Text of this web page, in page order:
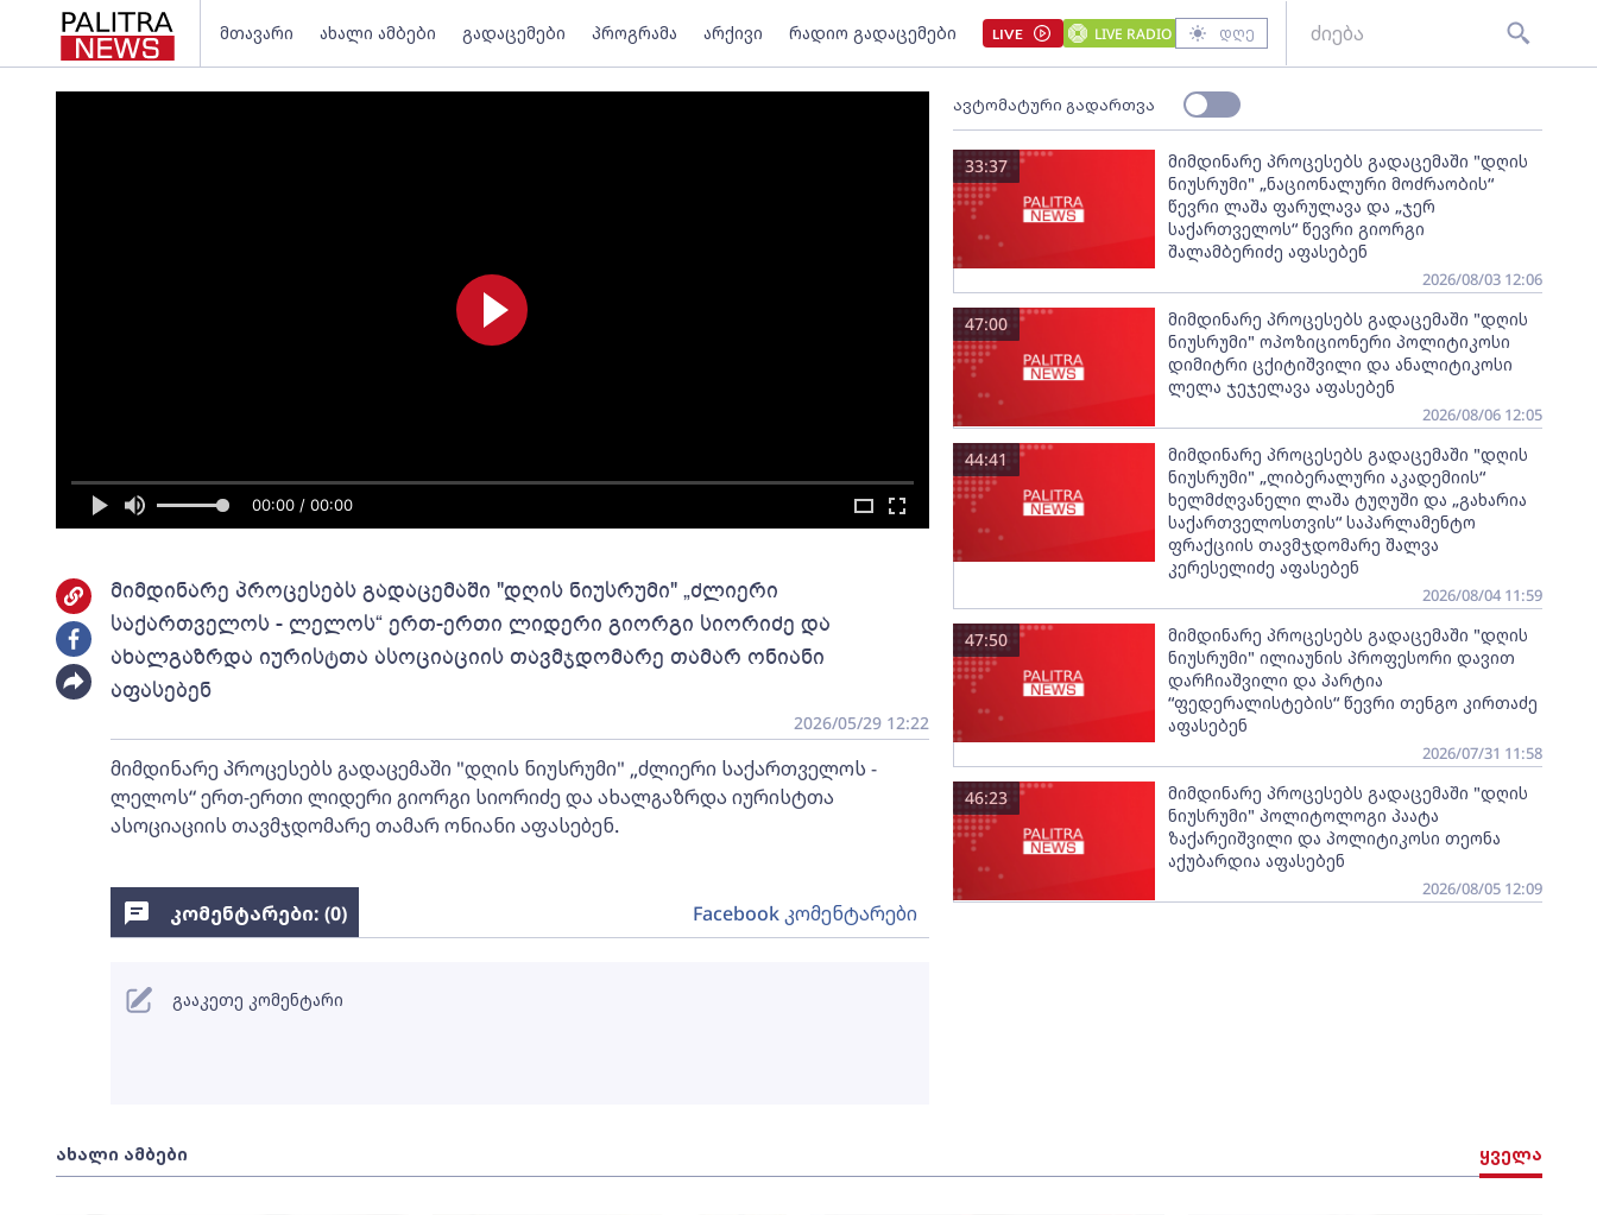
მთავარი ახალი ამბები გადაცემები პროგრამა არქივი რადიო გადაცემები LIVE LIVE RADIO დღე
00:00 / 00:00
მიმდინარე პროცესებს გადაცემაში "დღის ნიუსრუმი" „ძლიერი
საქართველოს - ლელოს“ ერთ-ერთი ლიდერი გიორგი სიორიძე და
ახალგაზრდა იურისტთა ასოციაციის თავმჯდომარე თამარ ონიანი
აფასებენ
2026/05/29 12:22
მიმდინარე პროცესებს გადაცემაში "დღის ნიუსრუმი" „ძლიერი საქართველოს -
ლელოს“ ერთ-ერთი ლიდერი გიორგი სიორიძე და ახალგაზრდა იურისტთა
ასოციაციის თავმჯდომარე თამარ ონიანი აფასებენ.
ავტომატური გადართვა
მიმდინარე პროცესებს გადაცემაში "დღის
ნიუსრუმი" „ნაციონალური მოძრაობის“
წევრი ლაშა ფარულავა და „ჯერ
საქართველოს“ წევრი გიორგი
შალამბერიძე აფასებენ
33:37
2026/08/03 12:06
მიმდინარე პროცესებს გადაცემაში "დღის
ნიუსრუმი" ოპოზიციონერი პოლიტიკოსი
დიმიტრი ცქიტიშვილი და ანალიტიკოსი
ლელა ჯეჯელავა აფასებენ
47:00
2026/08/06 12:05
მიმდინარე პროცესებს გადაცემაში "დღის
ნიუსრუმი" „ლიბერალური აკადემიის“
ხელმძღვანელი ლაშა ტუღუში და „გახარია
საქართველოსთვის“ საპარლამენტო
ფრაქციის თავმჯდომარე შალვა
კერესელიძე აფასებენ
44:41
2026/08/04 11:59
მიმდინარე პროცესებს გადაცემაში "დღის
ნიუსრუმი" ილიაუნის პროფესორი დავით
დარჩიაშვილი და პარტია
“ფედერალისტების“ წევრი თენგო კირთაძე
აფასებენ
47:50
2026/07/31 11:58
მიმდინარე პროცესებს გადაცემაში "დღის
ნიუსრუმი" პოლიტოლოგი პაატა
ზაქარეიშვილი და პოლიტიკოსი თეონა
აქუბარდია აფასებენ
46:23
2026/08/05 12:09
ახალი ამბები ყველა
კომენტარები: (0) Facebook კომენტარები
გააკეთე კომენტარი